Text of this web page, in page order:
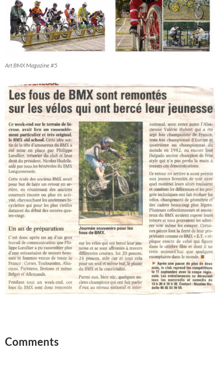
Art BMX Magazine #5
Comments